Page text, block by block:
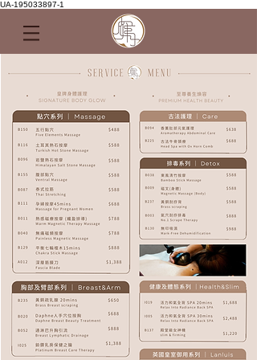
UA-195033897-1